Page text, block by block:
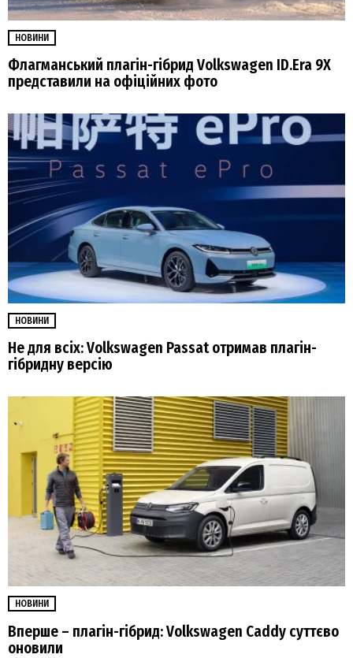
НОВИНИ
Флагманський плагін-гібрид Volkswagen ID.Era 9X
представили на офіційних фото
НОВИНИ
Не для всіх: Volkswagen Passat отримав плагін-
гібридну версію
НОВИНИ
Вперше – плагін-гібрид: Volkswagen Caddy суттєво
оновили